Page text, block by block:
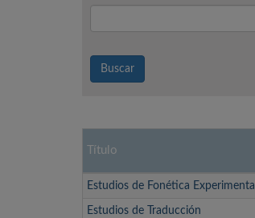
Buscar
Título
Estudios de Fonética Experimental
Estudios de Traducción